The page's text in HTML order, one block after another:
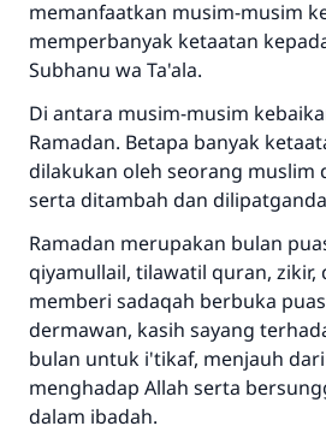
memanfaatkan musim-musim
memperbanyak ketaatan
Subhanu wa Ta'ala.
Di antara musim-musim
Ramadan. Betapa banyak
dilakukan oleh seorang muslim
serta ditambah dan
Ramadan merupakan bulan
qiyamullail, tilawatil quran, zikir,
memberi sadaqah berbuka
dermawan, kasih sayang
bulan untuk i'tikaf, menjauh
menghadap Allah serta
dalam ibadah.